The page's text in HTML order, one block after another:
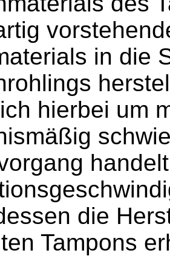
in die
hierbei um
die
Tampons